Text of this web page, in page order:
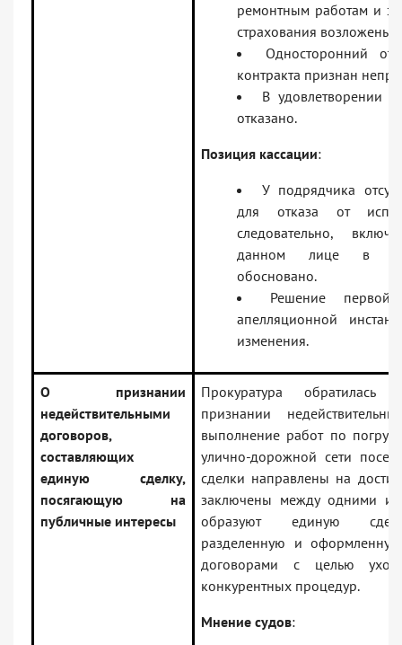
ремонтным работам и
страхования возложены
Односторонний
контракта признан
В удовлетворении
отказано.
Позиция кассации:
У подрядчика
для отказа от
следовательно,
данном лице в
обосновано.
Решение первой
апелляционной
изменения.
О признании
недействительными
договоров,
составляющих
единую сделку,
посягающую на
публичные интересы
Прокуратура
признании
выполнение работ по
улично-дорожной сети
сделки направлены на
заключены между одними
образуют единую
разделенную и оформленную
договорами с целью
конкурентных процедур.
Мнение судов: